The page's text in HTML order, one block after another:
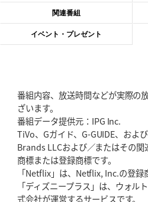
2026年6月4日(木)更新
“泣き虫先生”こと山口良治氏死去「信は
2026年5月21日(木)更新
狭山RG、ライチェル海遥スタッフ入り
ッション
2026年5月14日(木)更新
神戸、1位通過の立役者レタリック
関連番組
イベント・プレゼント
番組内容、放送時間などが実際の
ざいます。
番組データ提供元：IPG Inc.
TiVo、Gガイド、G-GUIDE、およ
Brands LLCおよび／またはその
商標または登録商標です。
「Netflix」は、Netflix, Inc.の登録
「ディズニープラス」は、ウォル
式会社が運営するサービスです。